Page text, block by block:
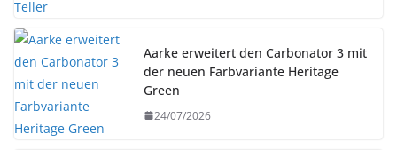
Aarke erweitert den Carbonator 3 mit
der neuen Farbvariante Heritage
Green
24/07/2026